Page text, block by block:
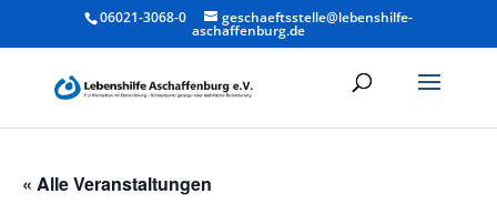
06021-3068-0 geschaeftsstelle@lebenshilfe-
aschaffenburg.de
« Alle Veranstaltungen